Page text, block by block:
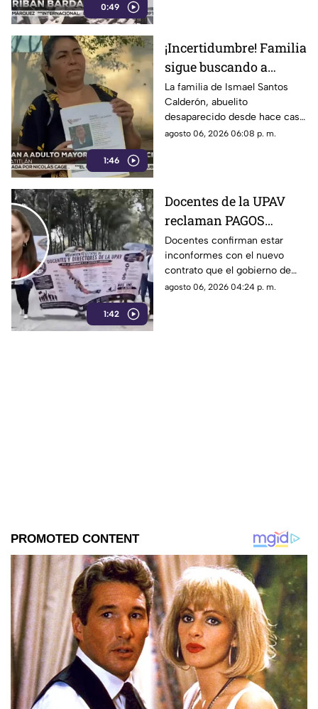
0:49
1:46
¡Incertidumbre! Familia
sigue buscando a
abuelito a casi un mes
de desaparecido en
Veracruz
La familia de Ismael Santos
Calderón, abuelito
desaparecido desde hace casi
un mes en Minatitlán,
agosto 06, 2026 06:08 p. m.
1:42
Docentes de la UPAV
reclaman PAGOS
PENDIENTES a Rocío
Nahle
Docentes confirman estar
inconformes con el nuevo
contrato que el gobierno de
Rocío Nahle les está
agosto 06, 2026 04:24 p. m.